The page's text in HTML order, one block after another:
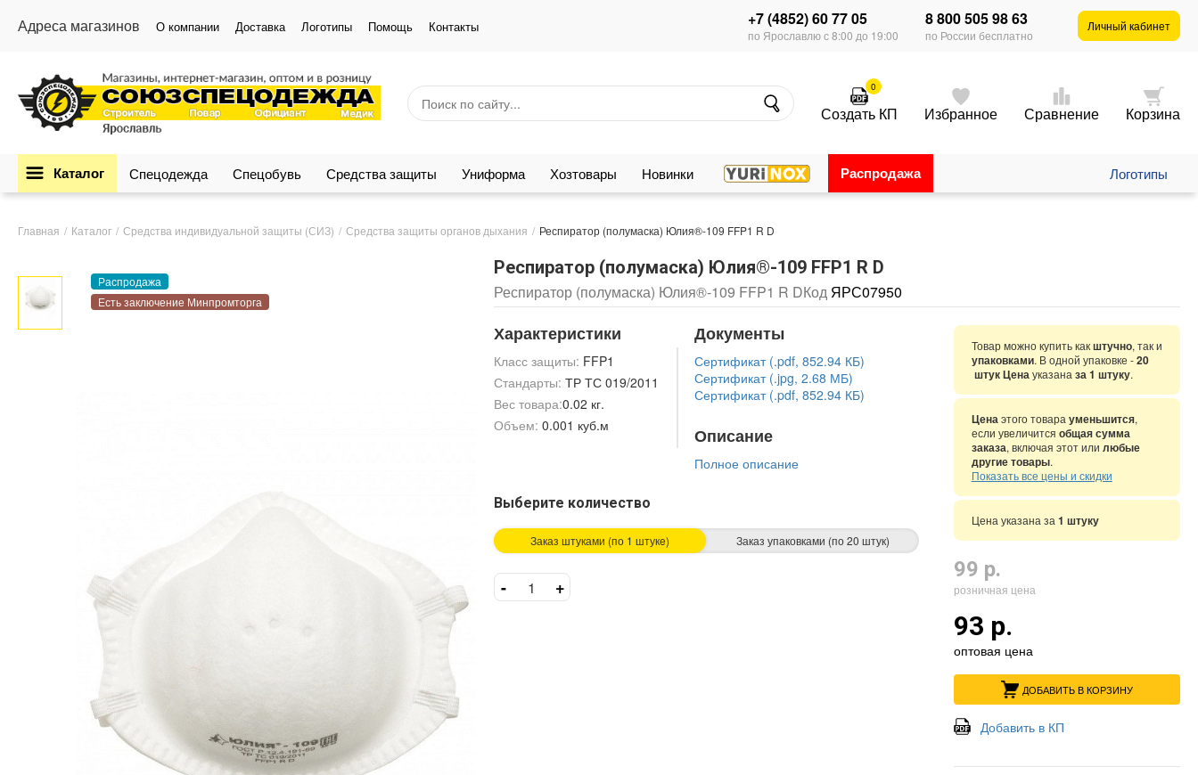
Адреса магазинов О компании Доставка Логотипы Помощь Контакты +7 (4852) 60 77 05
по Ярославлю с 8:00 до 19:00
8 800 505 98 63
по России бесплатно
Личный кабинет
0
Создать КП Избранное Сравнение Корзина
Каталог Спецодежда Спецобувь Средства защиты Униформа Хозтовары Новинки Распродажа Логотипы
Главная Каталог Средства индивидуальной защиты (СИЗ) Средства защиты органов дыхания Респиратор (полумаска) Юлия®-109 FFP1 R D
Распродажа
Есть заключение Минпромторга
Респиратор (полумаска) Юлия®-109 FFP1 R D
Респиратор (полумаска) Юлия®-109 FFP1 R DКод ЯРС07950
Характеристики
Класс защиты: FFP1
Стандарты: ТР ТС 019/2011
Вес товара:0.02 кг.
Объем: 0.001 куб.м
Документы
Сертификат (.pdf, 852.94 КБ)
Сертификат (.jpg, 2.68 МБ)
Сертификат (.pdf, 852.94 КБ)
Описание
Полное описание
Выберите количество
Заказ штуками (по 1 штукe) Заказ упаковками (по 20 штук)
- +
Товар можно купить какштучно, так и
упаковками. В одной упаковке -20
штук Ценауказана за 1 штуку.
Ценаэтого товара уменьшится,
если увеличится общая сумма
заказа, включая этот или любые
другие товары.
Показать все цены и скидки
Цена указана за 1 штуку
99 р.
розничная цена
93 р.
оптовая цена
ДОБАВИТЬ В КОРЗИНУ
Добавить в КП